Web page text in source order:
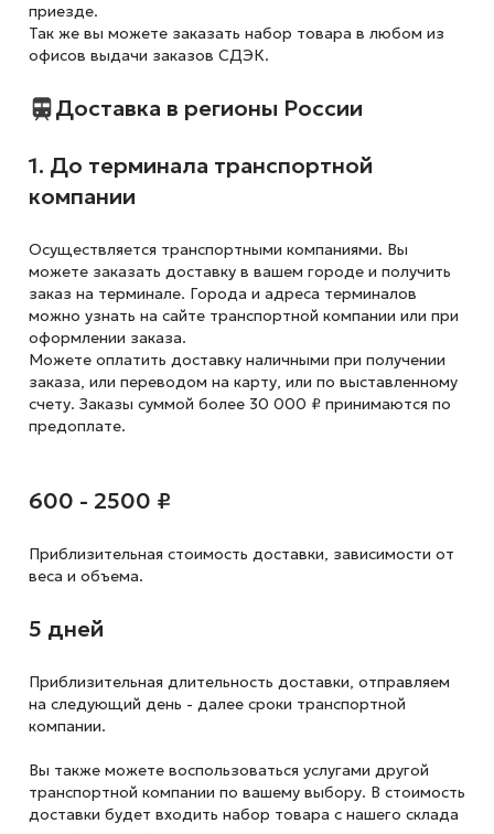
приезде.
Так же вы можете заказать набор товара в любом из
офисов выдачи заказов СДЭК.
Доставка в регионы России
1. До терминала транспортной
компании
Осуществляется транспортными компаниями. Вы
можете заказать доставку в вашем городе и получить
заказ на терминале. Города и адреса терминалов
можно узнать на сайте транспортной компании или при
оформлении заказа.
Можете оплатить доставку наличными при получении
заказа, или переводом на карту, или по выставленному
счету. Заказы суммой более 30 000 ₽ принимаются по
предоплате.
600 - 2500 ₽
Приблизительная стоимость доставки, зависимости от
веса и объема.
5 дней
Приблизительная длительность доставки, отправляем
на следующий день - далее сроки транспортной
компании.
Вы также можете воспользоваться услугами другой
транспортной компании по вашему выбору. В стоимость
доставки будет входить набор товара с нашего склада